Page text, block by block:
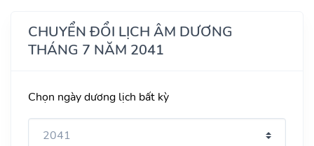
CHUYỂN ĐỔI LỊCH ÂM DƯƠNG
THÁNG 7 NĂM 2041
Chọn ngày dương lịch bất kỳ